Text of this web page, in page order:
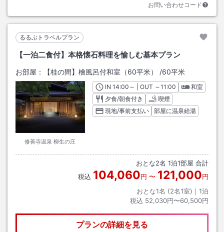
お問い合わせコード
るるぶトラベルプラン
【一泊二食付】本格懐石料理を愉しむ基本プラン
お部屋： 【桂の間】檜風呂付和室（60平米） /60平米
修善寺温泉 柳生の庄
INチェックイン
14:00 ～ | OUT チェックアウト
～11:00
和室
夕食/朝食付き
喫煙
現地/事前支払い
部屋に温泉給湯
おとな2名 1泊1部屋 合計
税込 104,060円 〜 121,000円
おとな1名 (2名1室)｜ 1泊
税込 52,030円〜60,500円
プランの詳細を見る